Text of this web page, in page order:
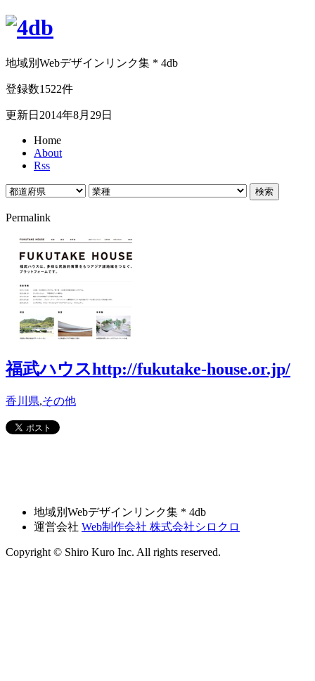
地域別Webデザインリンク集 * 4db
登録数1522件
更新日2014年8月29日
Home
About
Rss
Permalink
福武ハウスhttp://fukutake-house.or.jp/
香川県,その他
地域別Webデザインリンク集 * 4db
運営会社 Web制作会社 株式会社シロクロ
Copyright © Shiro Kuro Inc. All rights reserved.